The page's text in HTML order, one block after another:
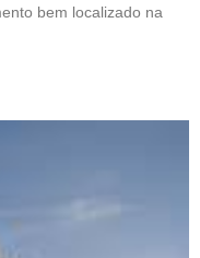
bem localizado na